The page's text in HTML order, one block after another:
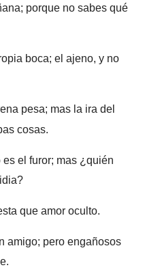
porque no sabes qué
boca; el ajeno, y no
pesa; mas la ira del
cosas.
el furor; mas ¿quién
que amor oculto.
amigo; pero engañosos